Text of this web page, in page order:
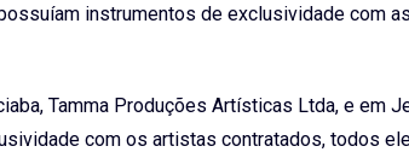
instrumentos de exclusividade com
Tamma Produções Artísticas Ltda, e em
com os artistas contratados, todos